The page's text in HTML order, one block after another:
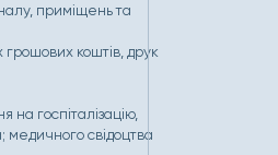
приміщень та
грошових коштів, друк
госпіталізацію,
медичного свідоцтва